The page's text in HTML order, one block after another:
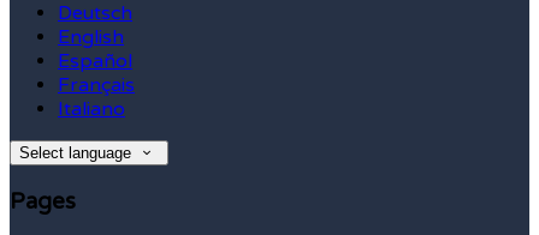
Deutsch
English
Español
Français
Italiano
Select language
Pages